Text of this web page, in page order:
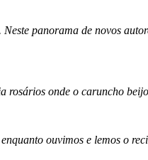
panorama de novos
rosários onde o caruncho
ouvimos e lemos o